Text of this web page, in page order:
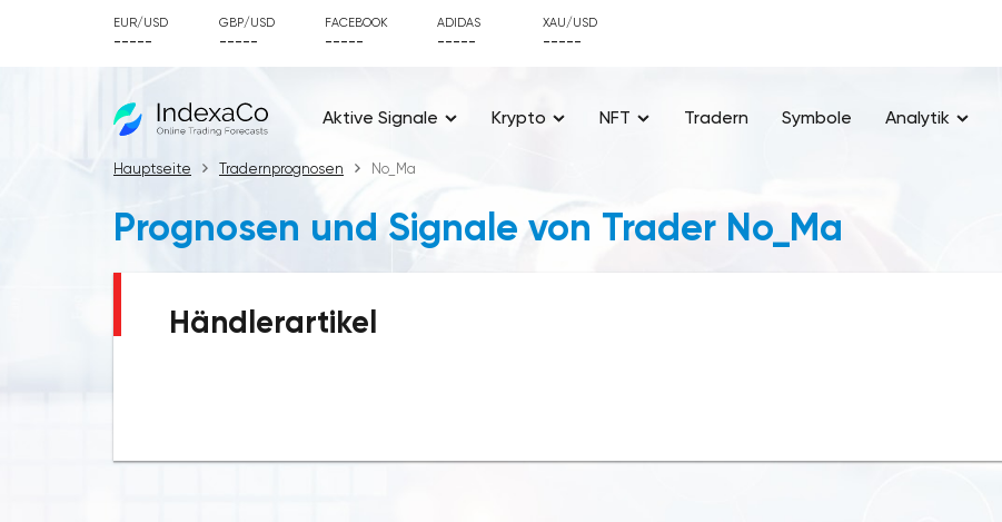
EUR/USD
-----
GBP/USD
-----
FACEBOOK
-----
ADIDAS
-----
XAU/USD
-----
Aktive Signale Krypto NFT Tradern Symbole Analytik
Hauptseite Tradernprognosen No_Ma
Prognosen und Signale von Trader No_Ma
Händlerartikel